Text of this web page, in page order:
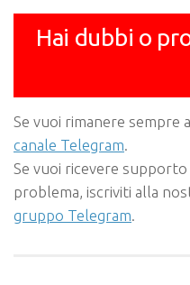
Hai dubbi o
Se vuoi rimanere sempre
canale Telegram
Se vuoi ricevere
problema, iscriviti alla
gruppo Telegram